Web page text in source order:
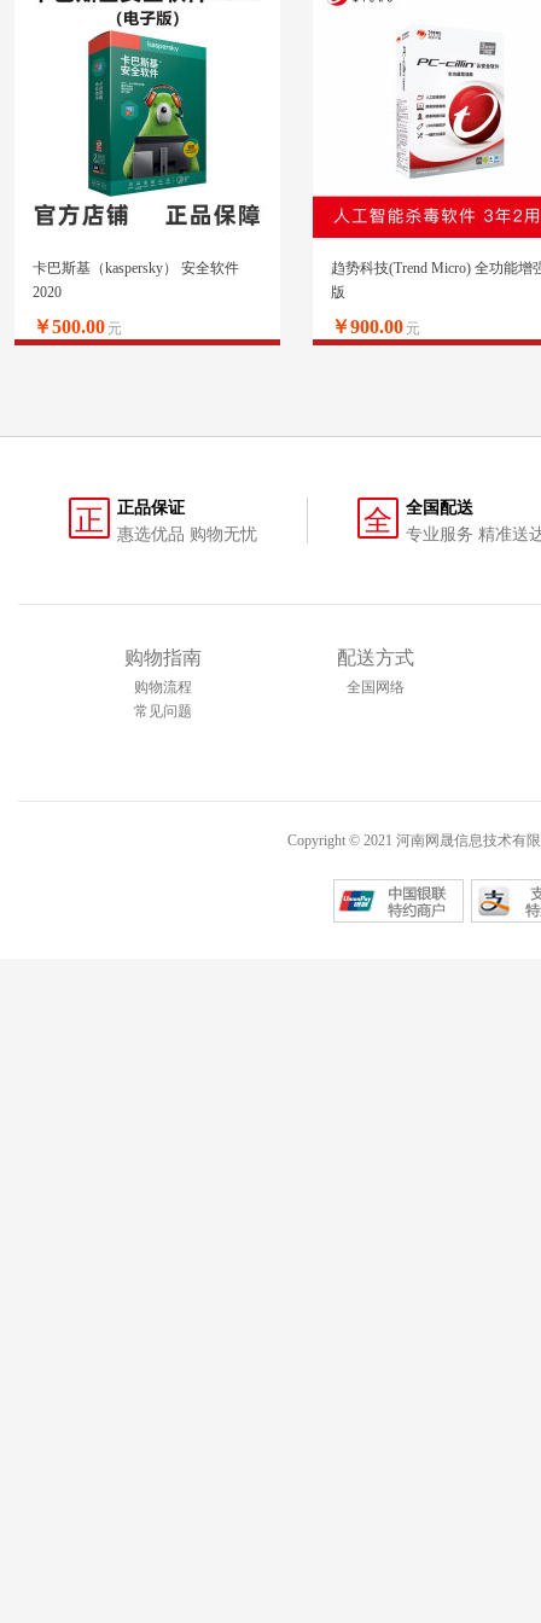
卡巴斯基（kaspersky） 安全软件
2020
￥500.00 元
趋势科技(Trend Micro) 全功能增
版
￥900.00 元
正
正品保证
惠选优品 购物无忧
全
全国配送
专业服务 精准送
购物指南
购物流程
常见问题
配送方式
全国网络
Copyright © 2021 河南网晟信息技术有